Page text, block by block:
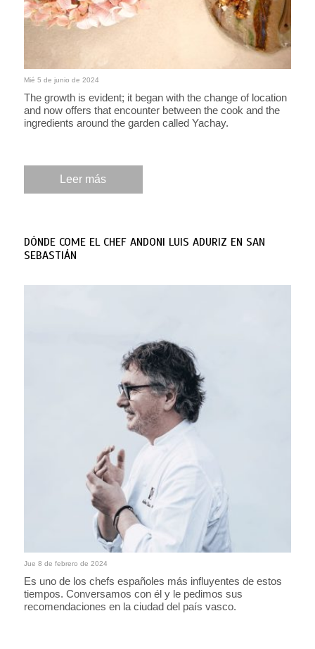
Mié 5 de junio de 2024
The growth is evident; it began with the change of location
and now offers that encounter between the cook and the
ingredients around the garden called Yachay.
Leer más
DÓNDE COME EL CHEF ANDONI LUIS ADURIZ EN SAN
SEBASTIÁN
Jue 8 de febrero de 2024
Es uno de los chefs españoles más influyentes de estos
tiempos. Conversamos con él y le pedimos sus
recomendaciones en la ciudad del país vasco.